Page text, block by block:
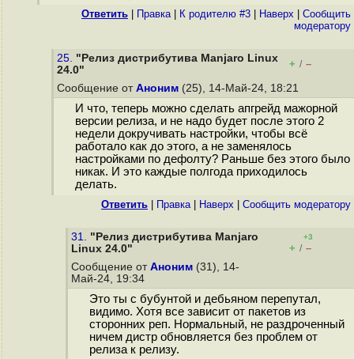
Ответить Правка| К родителю #3 Наверх
Cообщить
модератору
25. "Релиз дистрибутива Manjaro Linux
24.0"
+ / –
Сообщение от Аноним (25), 14-Май-24, 18:21
И что, теперь можно сделать апгрейд мажорной
версии релиза, и не надо будет после этого 2
недели докручивать настройки, чтобы всё
работало как до этого, а не заменялось
настройками по дефолту? Раньше без этого было
никак. И это каждые полгода приходилось
делать.
Ответить Правка| Наверх Cообщить модератору
31. "Релиз дистрибутива Manjaro
Linux 24.0"
+3
+ / –
Сообщение от Аноним (31), 14-
Май-24, 19:34
Это ты с бубунтой и дебьяном перепутал,
видимо. Хотя все зависит от пакетов из
сторонних реп. Нормальный, не раздроченный
ничем дистр обновляется без проблем от
релиза к релизу.